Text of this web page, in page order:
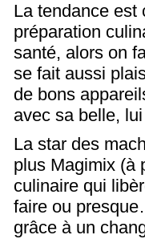
La tendance est
préparation
santé, alors on
se fait aussi
de bons
avec sa belle,
La star des
plus Magimix (à
culinaire qui
faire ou
grâce à un